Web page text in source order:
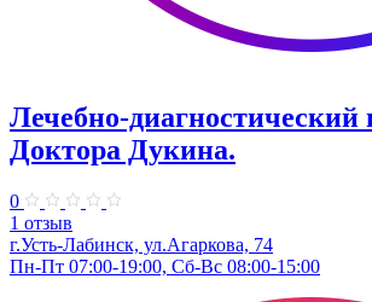
Лечебно-диагностический
Доктора Дукина.
0
1 отзыв
г.Усть-Лабинск, ул.Агаркова, 74
Пн-Пт 07:00-19:00, Сб-Вс 08:00-15:00